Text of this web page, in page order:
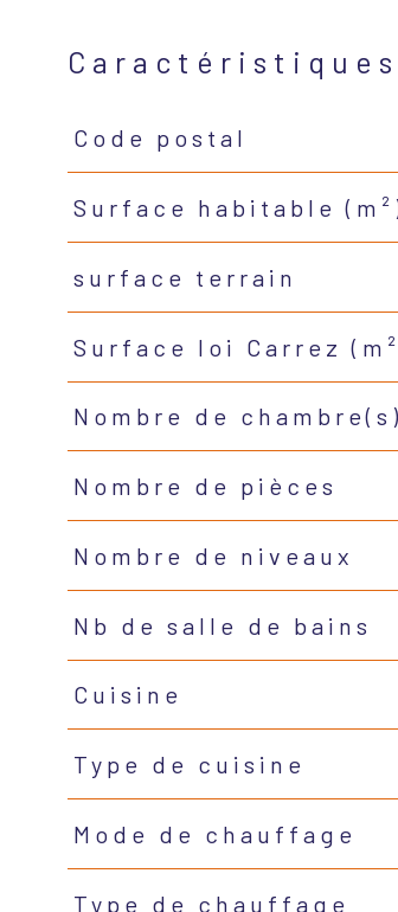
Caractéristiques Valeurs
Code postal
Surface habitable
surface terrain
Surface loi Carrez
Nombre de chambre(s)
Nombre de pièces
Nombre de niveaux
Nb de salle de bains
Cuisine
Type de cuisine
Mode de chauffage
Type de chauffage